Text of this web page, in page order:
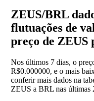
ZEUS/BRL
flutuações de
preço de ZEUS
Nos últimos 7 dias, o
R$0.000000, e o mais
conferir mais dados na
ZEUS a BRL nas últimas